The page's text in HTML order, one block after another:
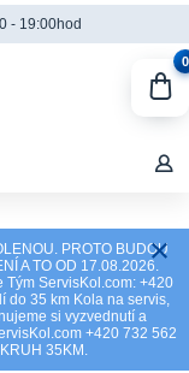
PROTO BUDOU
A TO OD 17.08.2026.
Tým ServisKol.com: +420
do 35 km Kola na servis,
si vyzvednutí a
+420 732 562
35KM.
- 19:00hod
0